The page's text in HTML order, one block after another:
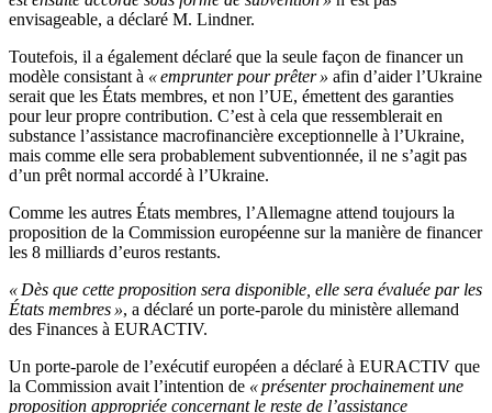
envisageable, a déclaré M. Lindner.
Toutefois, il a également déclaré que la seule façon de financer un
modèle consistant à « emprunter pour prêter » afin d’aider l’Ukraine
serait que les États membres, et non l’UE, émettent des garanties
pour leur propre contribution. C’est à cela que ressemblerait en
substance l’assistance macrofinancière exceptionnelle à l’Ukraine,
mais comme elle sera probablement subventionnée, il ne s’agit pas
d’un prêt normal accordé à l’Ukraine.
Comme les autres États membres, l’Allemagne attend toujours la
proposition de la Commission européenne sur la manière de financer
les 8 milliards d’euros restants.
« Dès que cette proposition sera disponible, elle sera évaluée par les
États membres », a déclaré un porte-parole du ministère allemand
des Finances à EURACTIV.
Un porte-parole de l’exécutif européen a déclaré à EURACTIV que
la Commission avait l’intention de « présenter prochainement une
proposition appropriée concernant le reste de l’assistance